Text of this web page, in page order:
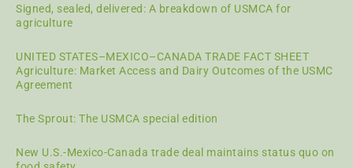
Signed, sealed, delivered: A breakdown of USMCA for
agriculture
UNITED STATES–MEXICO–CANADA TRADE FACT SHEET
Agriculture: Market Access and Dairy Outcomes of the USMC
Agreement
The Sprout: The USMCA special edition
New U.S.-Mexico-Canada trade deal maintains status quo on